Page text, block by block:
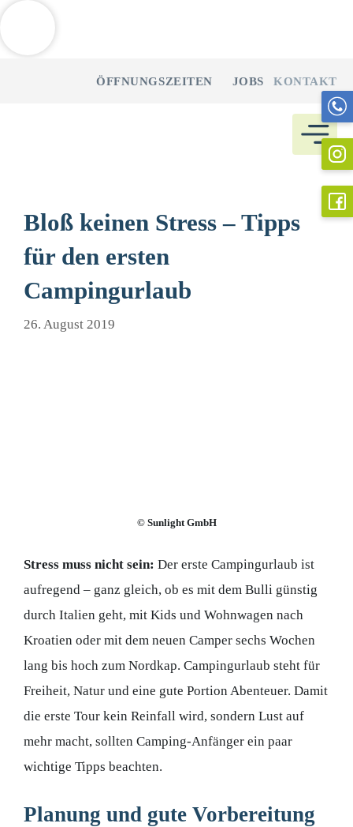
ÖFFNUNGSZEITEN JOBS KONTAKT
Bloß keinen Stress – Tipps
für den ersten
Campingurlaub
26. August 2019
© Sunlight GmbH
Stress muss nicht sein: Der erste Campingurlaub ist
aufregend – ganz gleich, ob es mit dem Bulli günstig
durch Italien geht, mit Kids und Wohnwagen nach
Kroatien oder mit dem neuen Camper sechs Wochen
lang bis hoch zum Nordkap. Campingurlaub steht für
Freiheit, Natur und eine gute Portion Abenteuer. Damit
die erste Tour kein Reinfall wird, sondern Lust auf
mehr macht, sollten Camping-Anfänger ein paar
wichtige Tipps beachten.
Planung und gute Vorbereitung